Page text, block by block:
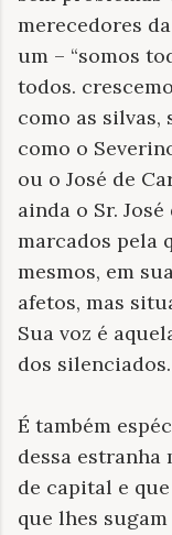
merecedores
um – “somos
todos.
como as silvas,
como o
ou o José de
ainda o Sr.
marcados pela
mesmos, em
afetos, mas
Sua voz é
dos silenciados.
É também
dessa estranha
de capital e
que lhes